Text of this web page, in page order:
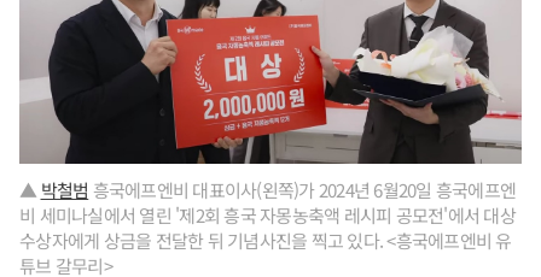
▲ 박철범 흥국에프엔비 대표이사(왼쪽)가 2024년 6월20일 흥국에프엔
비 세미나실에서 열린 '제2회 흥국 자몽농축액 레시피 공모전'에서 대상
수상자에게 상금을 전달한 뒤 기념사진을 찍고 있다. <흥국에프엔비 유
튜브 갈무리>